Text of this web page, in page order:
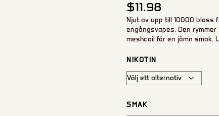
$11.98
Njut av upp till 10000 bloss
engångsvapes. Den
meshcoil för en jämn smak.
NIKOTIN
SMAK